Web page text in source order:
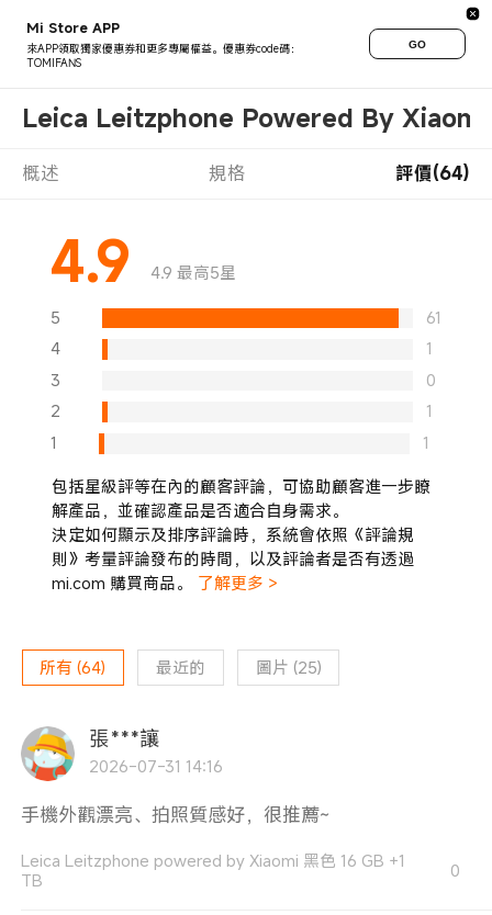
Mi Store APP
來APP領取獨家優惠券和更多專屬權益。優惠券code碼：
TOMIFANS
GO
Leica Leitzphone Powered By Xiaomi
概述 規格 評價(64)
4.9 4.9 最高5星
5
61
4
1
3
0
2
1
1
1
包括星級評等在內的顧客評論，可協助顧客進一步瞭
解產品，並確認產品是否適合自身需求。
決定如何顯示及排序評論時，系統會依照《評論規
則》考量評論發布的時間，以及評論者是否有透過
mi.com 購買商品。
了解更多 >
所有 (64) 最近的 圖片 (25)
張***讓
2026-07-31 14:16
手機外觀漂亮、拍照質感好，很推薦~
Leica Leitzphone powered by Xiaomi 黑色 16 GB +1
TB
0